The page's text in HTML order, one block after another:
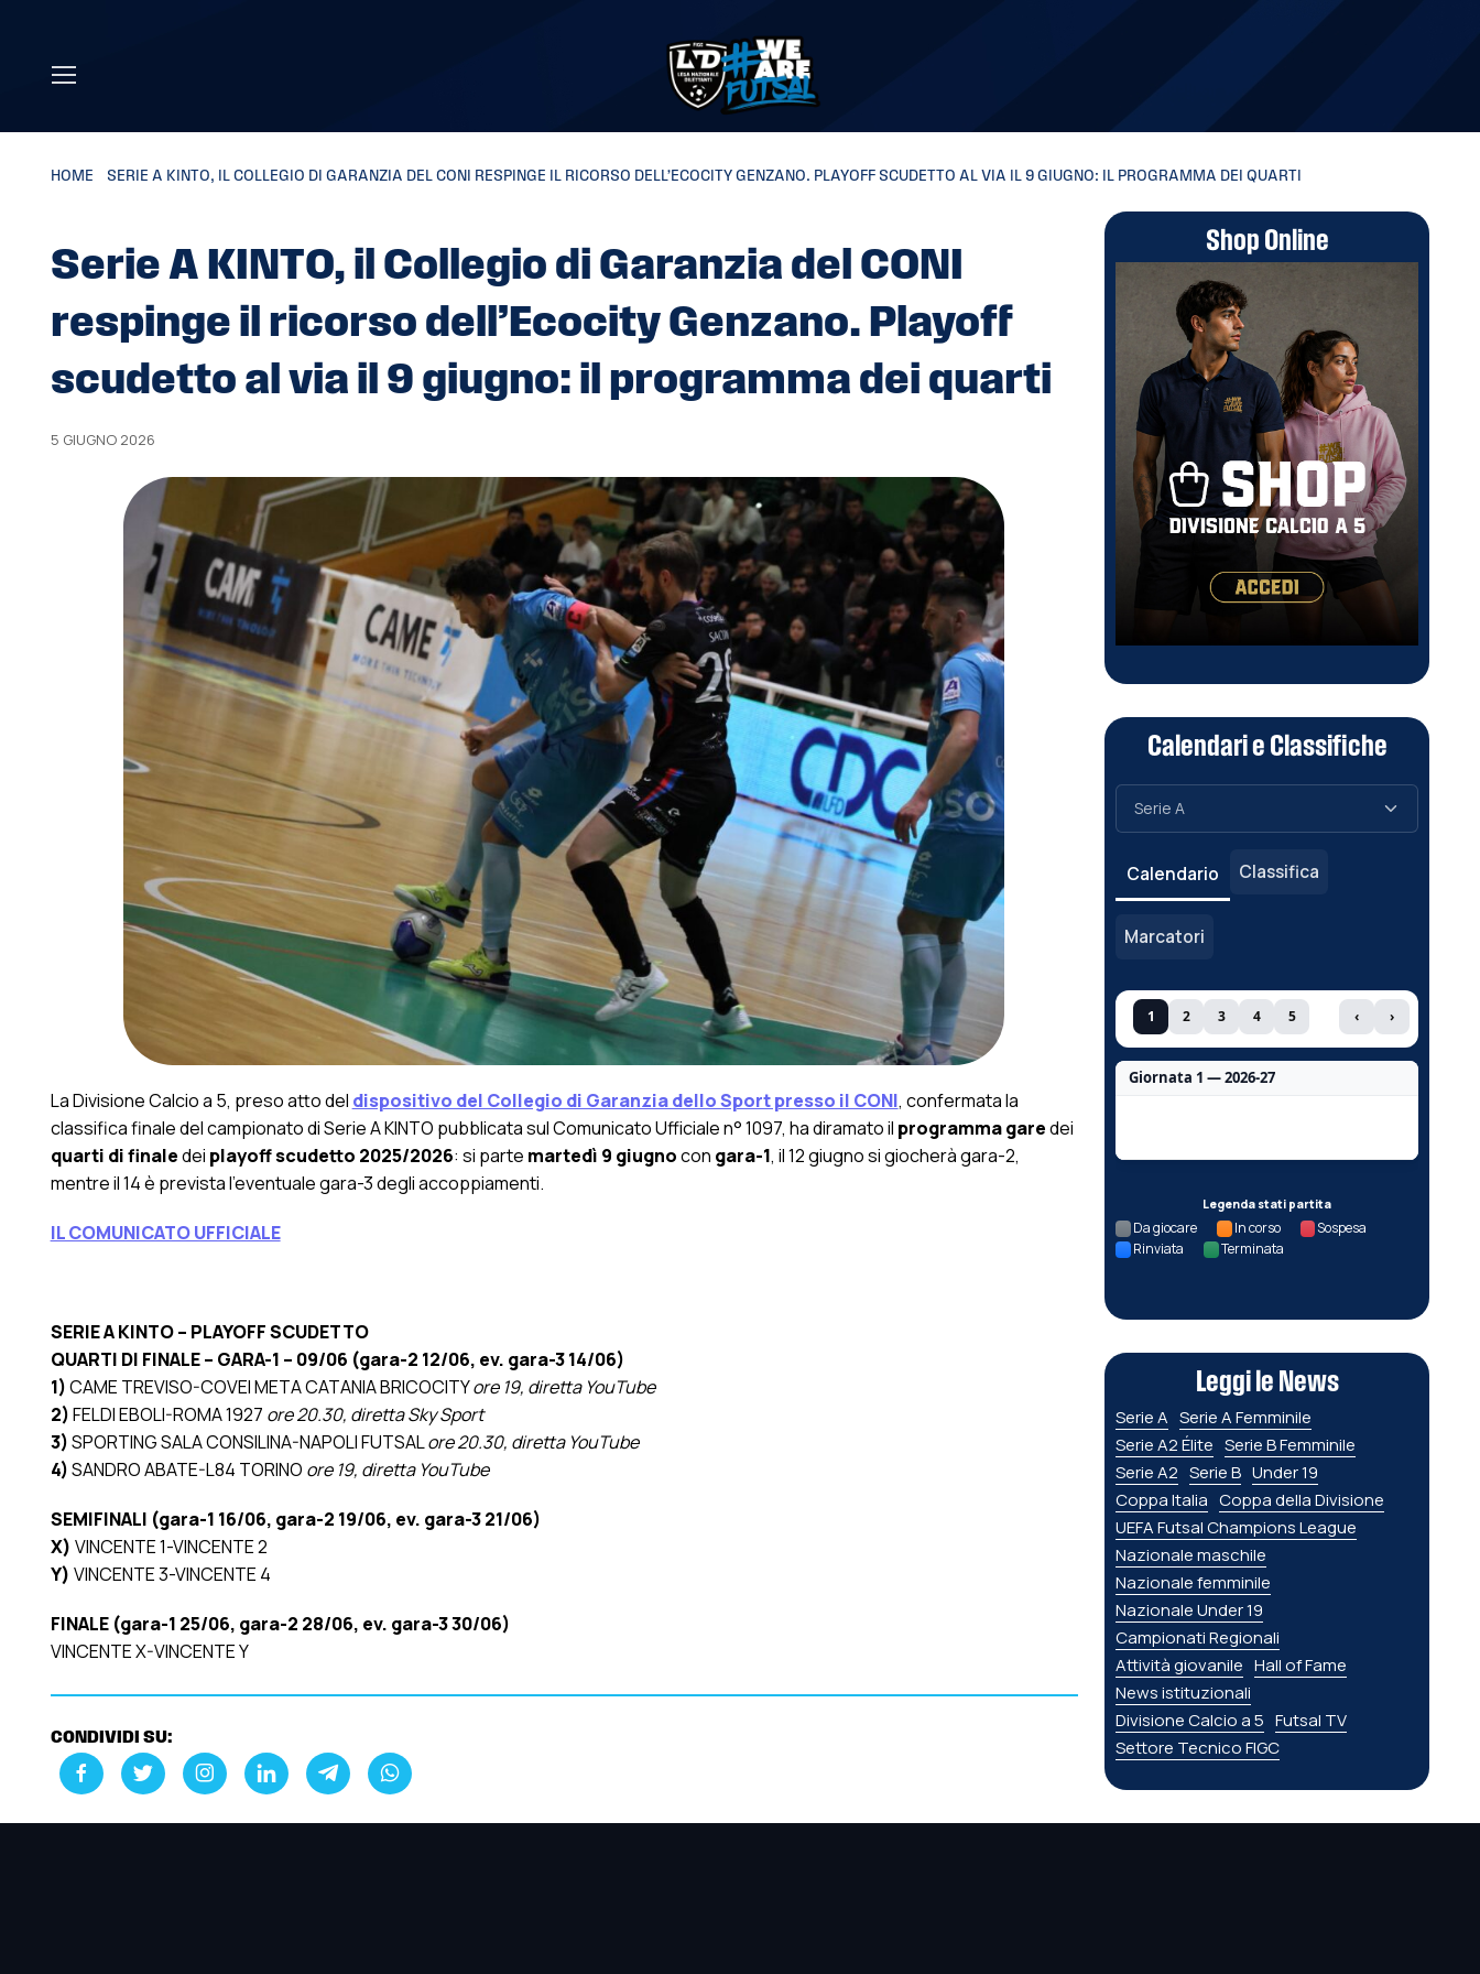
HOME SERIE A KINTO, IL COLLEGIO DI GARANZIA DEL CONI RESPINGE IL RICORSO DELL’ECOCITY GENZANO. PLAYOFF SCUDETTO AL VIA IL 9 GIUGNO: IL PROGRAMMA DEI QUARTI
Serie A KINTO, il Collegio di Garanzia del CONI
respinge il ricorso dell’Ecocity Genzano. Playoff
scudetto al via il 9 giugno: il programma dei quarti
5 GIUGNO 2026
La Divisione Calcio a 5, preso atto del dispositivo del Collegio di Garanzia dello Sport presso il CONI, confermata la
classifica finale del campionato di Serie A KINTO pubblicata sul Comunicato Ufficiale n° 1097, ha diramato il programma garedei
quarti di finaledei playoff scudetto 2025/2026: si parte martedì 9 giugnocon gara-1, il 12 giugno si giocherà gara-2,
mentre il 14 è prevista l’eventuale gara-3 degli accoppiamenti.
IL COMUNICATO UFFICIALE
SERIE A KINTO – PLAYOFF SCUDETTO
QUARTI DI FINALE – GARA-1 – 09/06 (gara-2 12/06, ev. gara-3 14/06)
1)CAME TREVISO-COVEI META CATANIA BRICOCITYore 19, diretta YouTube
2)FELDI EBOLI-ROMA 1927 ore 20.30, diretta Sky Sport
3)SPORTING SALA CONSILINA-NAPOLI FUTSALore 20.30, diretta YouTube
4)SANDRO ABATE-L84 TORINO ore 19, diretta YouTube
SEMIFINALI (gara-1 16/06, gara-2 19/06, ev. gara-3 21/06)
X) VINCENTE 1-VINCENTE 2
Y) VINCENTE 3-VINCENTE 4
FINALE (gara-1 25/06, gara-2 28/06, ev. gara-3 30/06)
VINCENTE X-VINCENTE Y
CONDIVIDI SU:
Shop Online
Calendari e Classifiche
Calendario Classifica
Marcatori
1 2 3 4 5 ‹ ›
Giornata 1 — 2026-27
Legenda stati partita
Da giocare In corso
Sospesa
Rinviata
Terminata
Leggi le News
Serie A Serie A Femminile
Serie A2 Élite Serie B Femminile
Serie A2 Serie B Under 19
Coppa Italia Coppa della Divisione
UEFA Futsal Champions League
Nazionale maschile
Nazionale femminile
Nazionale Under 19
Campionati Regionali
Attività giovanile Hall of Fame
News istituzionali
Divisione Calcio a 5 Futsal TV
Settore Tecnico FIGC